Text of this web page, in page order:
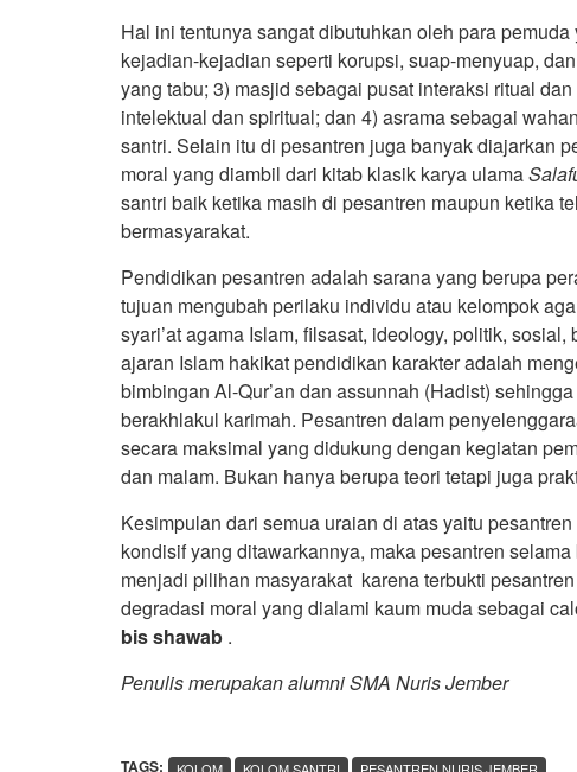
Hal ini tentunya sangat dibutuhkan oleh para
kejadian-kejadian seperti korupsi, suap-menyuap,
yang tabu; 3) masjid sebagai pusat interaksi ritual
intelektual dan spiritual; dan 4) asrama sebagai
santri. Selain itu di pesantren juga banyak diajarkan
moral yang diambil dari kitab klasik karya ulama
santri baik ketika masih di pesantren maupun ketika
bermasyarakat.
Pendidikan pesantren adalah sarana yang berupa
tujuan mengubah perilaku individu atau kelompok
syari’at agama Islam, filsasat, ideology, politik,
ajaran Islam hakikat pendidikan karakter adalah
bimbingan Al-Qur’an dan assunnah (Hadist)
berakhlakul karimah. Pesantren dalam
secara maksimal yang didukung dengan kegiatan
dan malam. Bukan hanya berupa teori tetapi juga
Kesimpulan dari semua uraian di atas yaitu
kondisif yang ditawarkannya, maka pesantren
menjadi pilihan masyarakat karena terbukti
degradasi moral yang dialami kaum muda sebagai
bis shawab .
Penulis merupakan alumni SMA Nuris Jember
TAGS: